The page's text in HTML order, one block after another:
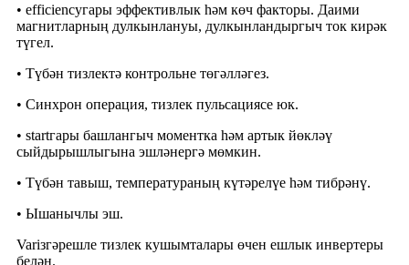
• efficiencyгары эффективлык һәм көч факторы. Даими
магнитларның дулкынлануы, дулкынландыргыч ток кирәк
түгел.
• Түбән тизлектә контрольне төгәлләгез.
• Синхрон операция, тизлек пульсациясе юк.
• startгары башлангыч моментка һәм артык йөкләү
сыйдырышлыгына эшләнергә мөмкин.
• Түбән тавыш, температураның күтәрелүе һәм тибрәнү.
• Ышанычлы эш.
Variзгәрешле тизлек кушымталары өчен ешлык инвертеры
белән.